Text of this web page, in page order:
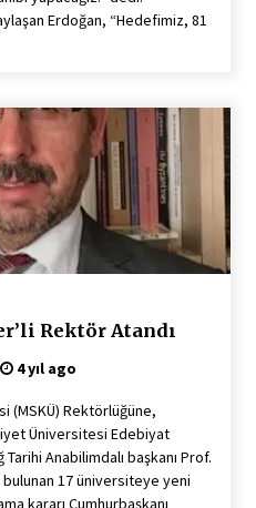
Erdoğan, “Hedefimiz, 81
Rektör Atandı
4 yıl ago
(MSKÜ) Rektörlüğüne,
Üniversitesi Edebiyat
Anabilimdalı başkanı Prof.
bulunan 17 üniversiteye yeni
kararı Cumhurbaşkanı